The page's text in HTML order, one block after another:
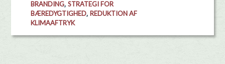
BRANDING, STRATEGI FOR
BÆREDYGTIGHED, REDUKTION AF
KLIMAAFTRYK